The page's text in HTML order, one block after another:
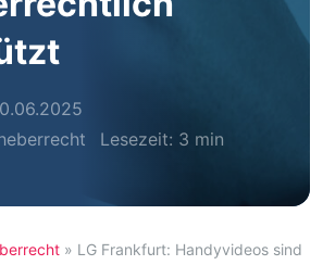
Lesezeit: 3 min
» LG Frankfurt: Handyvideos sind